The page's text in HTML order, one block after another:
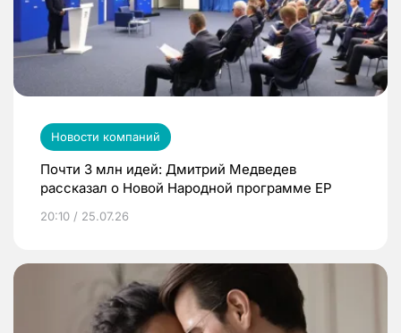
Новости компаний
Почти 3 млн идей: Дмитрий Медведев
рассказал о Новой Народной программе ЕР
20:10 / 25.07.26